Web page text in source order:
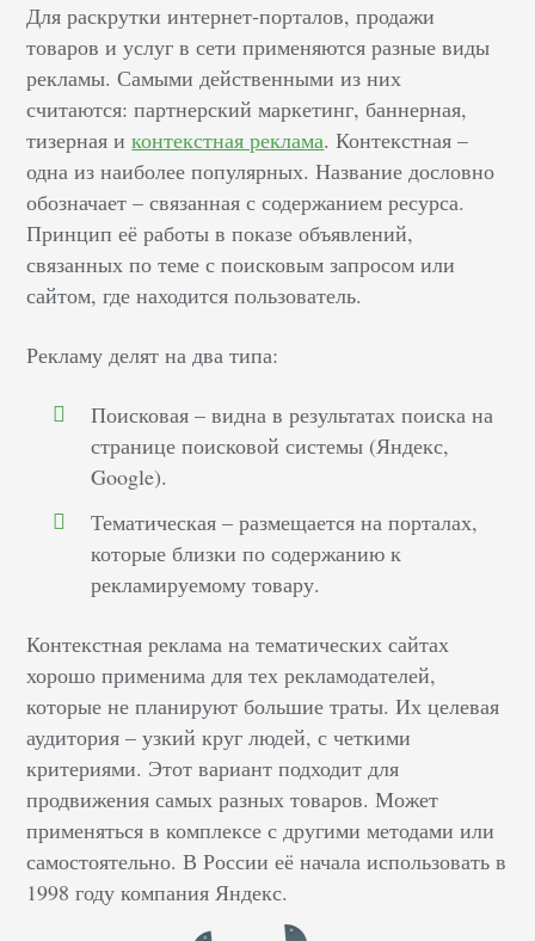
Для раскрутки интернет-порталов, продажи
товаров и услуг в сети применяются разные виды
рекламы. Самыми действенными из них
считаются: партнерский маркетинг, баннерная,
тизерная иконтекстная реклама. Контекстная –
одна из наиболее популярных. Название дословно
обозначает – связанная с содержанием ресурса.
Принцип её работы в показе объявлений,
связанных по теме с поисковым запросом или
сайтом, где находится пользователь.
Рекламу делят на два типа:
Поисковая – видна в результатах поиска на
странице поисковой системы (Яндекс,
Google).
Тематическая – размещается на порталах,
которые близки по содержанию к
рекламируемому товару.
Контекстная реклама на тематических сайтах
хорошо применима для тех рекламодателей,
которые не планируют большие траты. Их целевая
аудитория – узкий круг людей, с четкими
критериями. Этот вариант подходит для
продвижения самых разных товаров. Может
применяться в комплексе с другими методами или
самостоятельно. В России её начала использовать в
1998 году компания Яндекс.